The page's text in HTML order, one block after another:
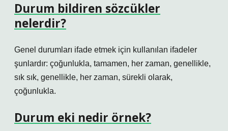
Durum bildiren sözcükler
nelerdir?
Genel durumları ifade etmek için kullanılan ifadeler
şunlardır: çoğunlukla, tamamen, her zaman, genellikle,
sık sık, genellikle, her zaman, sürekli olarak,
çoğunlukla.
Durum eki nedir örnek?